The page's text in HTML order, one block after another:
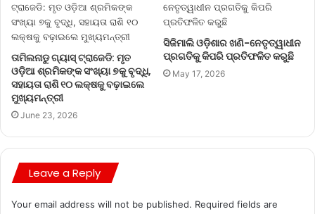
ତାମିଲନାଡୁ ଗ୍ୟାସ୍ ଟ୍ରାଜେଡି: ମୃତ
ଓଡ଼ିଆ ଶ୍ରମିକଙ୍କ ସଂଖ୍ୟା ୭କୁ ବୃଦ୍ଧି,
ସହାୟତା ରାଶି ୧୦ ଲକ୍ଷକୁ ବଢ଼ାଇଲେ
ମୁଖ୍ୟମନ୍ତ୍ରୀ
June 23, 2026
ସିଜିମାଲି ଓଡ଼ିଶାର ଖଣି-ନେତୃତ୍ୱାଧୀନ
ପ୍ରଗତିକୁ କିପରି ପ୍ରତିଫଳିତ କରୁଛି
May 17, 2026
Leave a Reply
Your email address will not be published. Required fields are